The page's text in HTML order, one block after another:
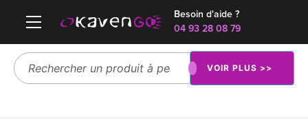
Besoin d'aide ?
04 93 28 08 79
VOIR PLUS >>